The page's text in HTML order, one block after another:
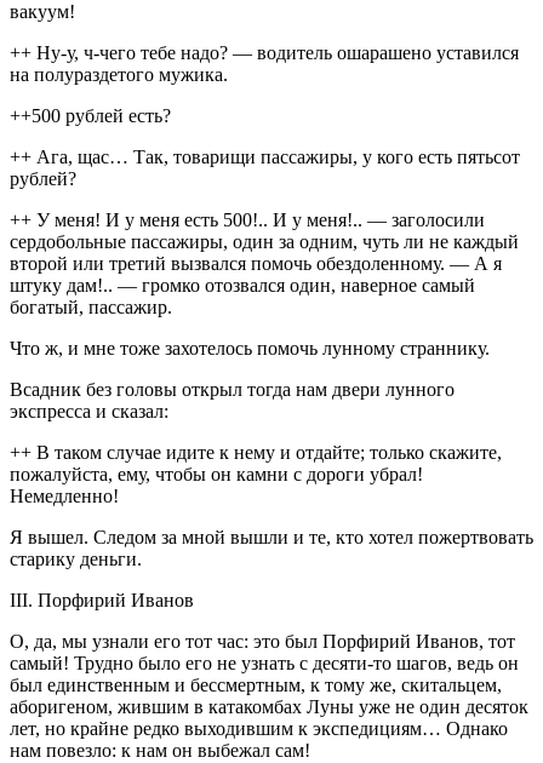
вакуум!
++ Ну-у, ч-чего тебе надо? — водитель ошарашено уставился
на полураздетого мужика.
++500 рублей есть?
++ Ага, щас… Так, товарищи пассажиры, у кого есть пятьсот
рублей?
++ У меня! И у меня есть 500!.. И у меня!.. — заголосили
сердобольные пассажиры, один за одним, чуть ли не каждый
второй или третий вызвался помочь обездоленному. — А я
штуку дам!.. — громко отозвался один, наверное самый
богатый, пассажир.
Что ж, и мне тоже захотелось помочь лунному страннику.
Всадник без головы открыл тогда нам двери лунного
экспресса и сказал:
++ В таком случае идите к нему и отдайте; только скажите,
пожалуйста, ему, чтобы он камни с дороги убрал!
Немедленно!
Я вышел. Следом за мной вышли и те, кто хотел пожертвовать
старику деньги.
III. Порфирий Иванов
О, да, мы узнали его тот час: это был Порфирий Иванов, тот
самый! Трудно было его не узнать с десяти-то шагов, ведь он
был единственным и бессмертным, к тому же, скитальцем,
аборигеном, жившим в катакомбах Луны уже не один десяток
лет, но крайне редко выходившим к экспедициям… Однако
нам повезло: к нам он выбежал сам!